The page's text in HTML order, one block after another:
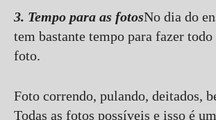
3. Tempo para as fotosNo dia do
tem bastante tempo para fazer
foto.
Foto correndo, pulando, deitados,
Todas as fotos possíveis e isso é